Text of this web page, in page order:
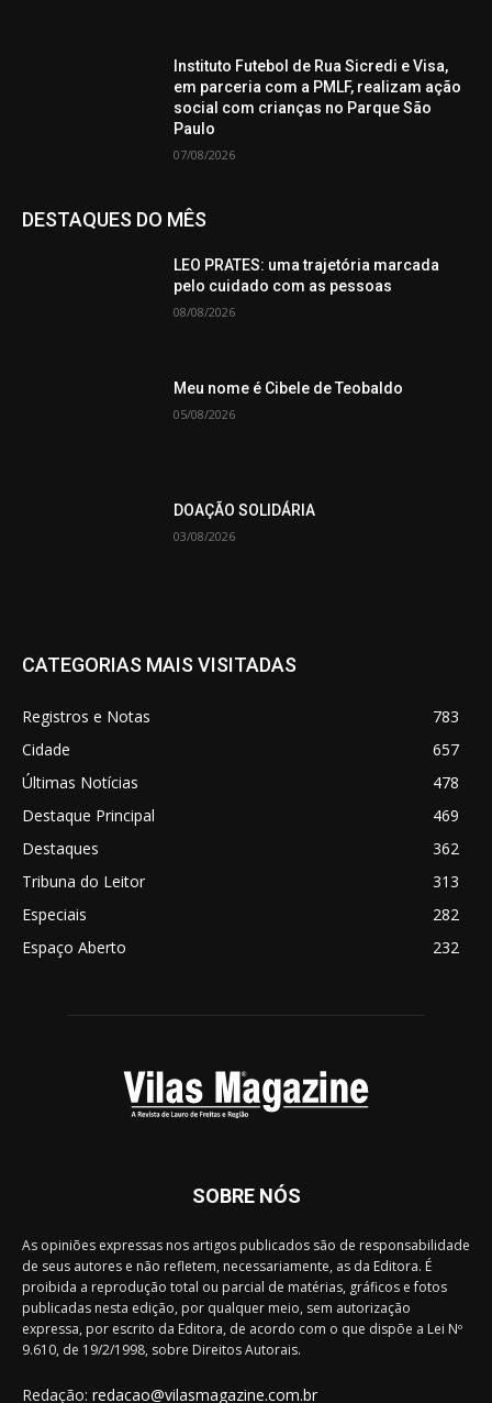
Instituto Futebol de Rua Sicredi e Visa,
em parceria com a PMLF, realizam ação
social com crianças no Parque São
Paulo
07/08/2026
DESTAQUES DO MÊS
LEO PRATES: uma trajetória marcada
pelo cuidado com as pessoas
08/08/2026
Meu nome é Cibele de Teobaldo
05/08/2026
DOAÇÃO SOLIDÁRIA
03/08/2026
CATEGORIAS MAIS VISITADAS
Registros e Notas
783
Cidade
657
Últimas Notícias
478
Destaque Principal
469
Destaques
362
Tribuna do Leitor
313
Especiais
282
Espaço Aberto
232
SOBRE NÓS
As opiniões expressas nos artigos publicados são de responsabilidade
de seus autores e não refletem, necessariamente, as da Editora. É
proibida a reprodução total ou parcial de matérias, gráficos e fotos
publicadas nesta edição, por qualquer meio, sem autorização
expressa, por escrito da Editora, de acordo com o que dispõe a Lei Nº
9.610, de 19/2/1998, sobre Direitos Autorais.
Redação: redacao@vilasmagazine.com.br